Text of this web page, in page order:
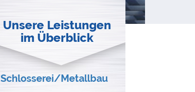
Unsere Leistungen
im Überblick
Schlosserei/Metallbau